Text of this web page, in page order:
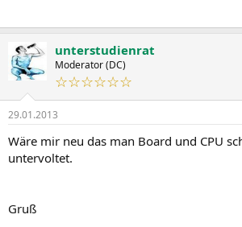
unterstudienrat
Moderator (DC)
☆☆☆☆☆☆
29.01.2013
Wäre mir neu das man Board und CPU
untervoltet.
Gruß